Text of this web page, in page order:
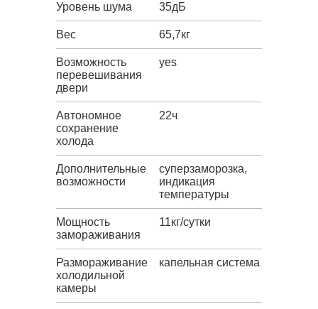
Уровень шума 35дБ
Вес 65,7кг
Возможность
перевешивания
двери
yes
Автономное
сохранение
холода
22ч
Дополнительные
возможности
суперзаморозка,
индикация
температуры
Мощность
замораживания
11кг/сутки
Размораживание
холодильной
камеры
капельная система